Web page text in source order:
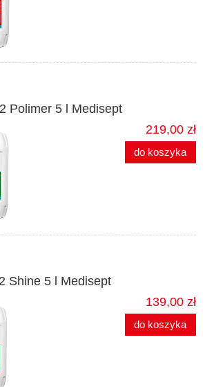
Polimer 5 l Medisept
219,00 zł
do koszyka
Shine 5 l Medisept
139,00 zł
do koszyka